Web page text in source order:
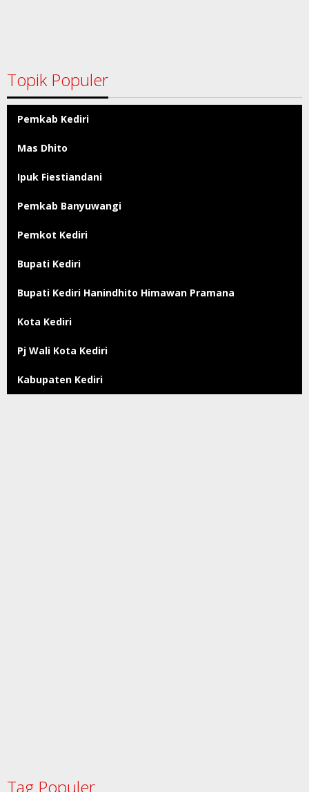
Topik Populer
Pemkab Kediri
Mas Dhito
Ipuk Fiestiandani
Pemkab Banyuwangi
Pemkot Kediri
Bupati Kediri
Bupati Kediri Hanindhito Himawan Pramana
Kota Kediri
Pj Wali Kota Kediri
Kabupaten Kediri
Tag Populer